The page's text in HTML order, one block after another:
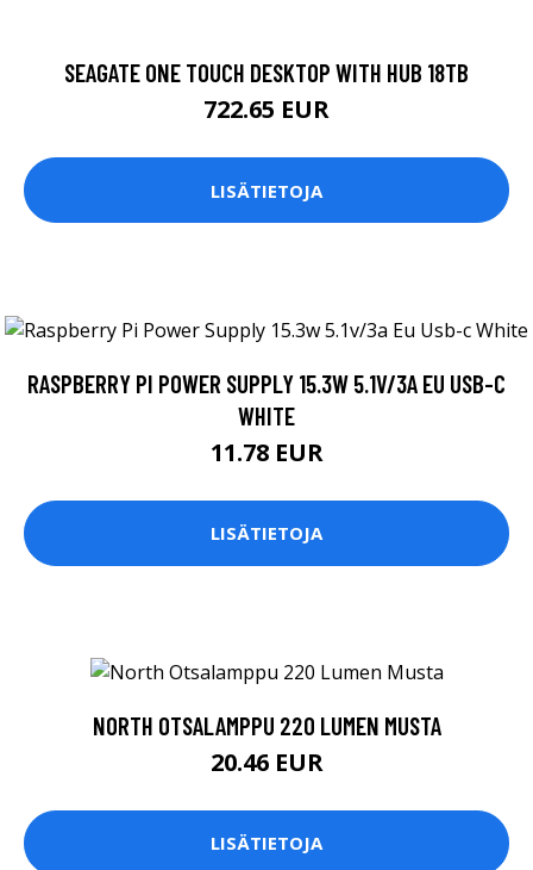
SEAGATE ONE TOUCH DESKTOP WITH HUB 18TB
722.65 EUR
LISÄTIETOJA
RASPBERRY PI POWER SUPPLY 15.3W 5.1V/3A EU USB-C
WHITE
11.78 EUR
LISÄTIETOJA
NORTH OTSALAMPPU 220 LUMEN MUSTA
20.46 EUR
LISÄTIETOJA